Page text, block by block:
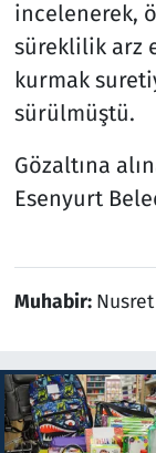
incelenerek,
süreklilik arz
kurmak
sürülmüştü.
Gözaltına
Esenyurt
Muhabir: